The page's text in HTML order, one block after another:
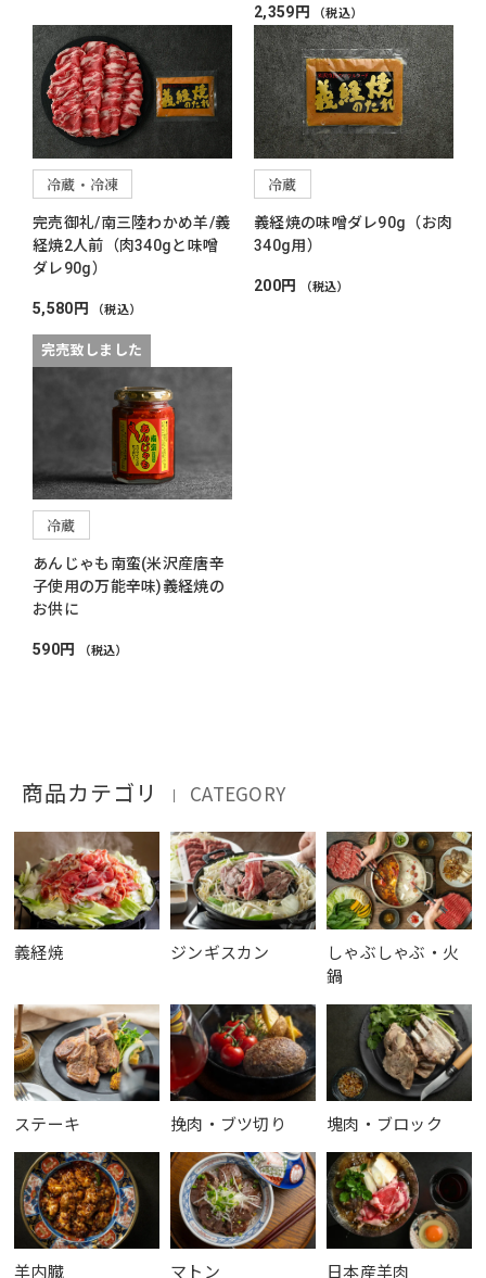
2,359円 （税込）
冷蔵・冷凍
完売御礼/南三陸わかめ羊/義
経焼2人前（肉340gと味噌
ダレ90g）
5,580円 （税込）
完売致しました
冷蔵
義経焼の味噌ダレ90g（お肉
340g用）
200円 （税込）
冷蔵
あんじゃも南蛮(米沢産唐辛
子使用の万能辛味)義経焼の
お供に
590円 （税込）
商品カテゴリ ｜ CATEGORY
義経焼 ジンギスカン
しゃぶしゃぶ・火
鍋
ステーキ 挽肉・ブツ切り 塊肉・ブロック
羊内臓 マトン 日本産羊肉